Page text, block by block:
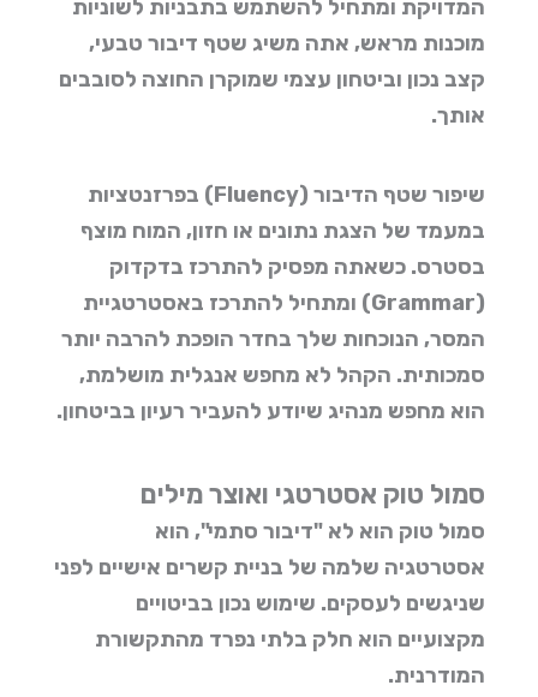
המדויקת ומתחיל להשתמש בתבניות לשוניות
מוכנות מראש, אתה משיג שטף דיבור טבעי,
קצב נכון וביטחון עצמי שמוקרן החוצה לסובבים
אותך.
שיפור שטף הדיבור (Fluency) בפרזנטציות
במעמד של הצגת נתונים או חזון, המוח מוצף
בסטרס. כשאתה מפסיק להתרכז בדקדוק
(Grammar) ומתחיל להתרכז באסטרטגיית
המסר, הנוכחות שלך בחדר הופכת להרבה יותר
סמכותית. הקהל לא מחפש אנגלית מושלמת,
הוא מחפש מנהיג שיודע להעביר רעיון בביטחון.
סמול טוק אסטרטגי ואוצר מילים
סמול טוק הוא לא "דיבור סתמי", הוא
אסטרטגיה שלמה של בניית קשרים אישיים לפני
שניגשים לעסקים. שימוש נכון בביטויים
מקצועיים הוא חלק בלתי נפרד מהתקשורת
המודרנית.